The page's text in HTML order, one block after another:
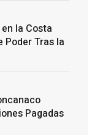
la Costa
Poder Tras la
Pagadas